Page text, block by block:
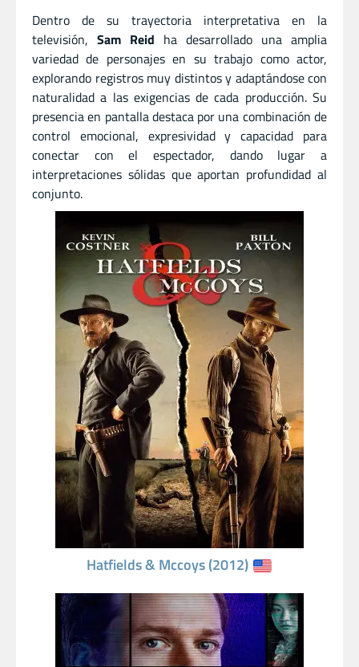
Dentro de su trayectoria interpretativa en la
televisión, Sam Reid ha desarrollado una amplia
variedad de personajes en su trabajo como actor,
explorando registros muy distintos y adaptándose con
naturalidad a las exigencias de cada producción. Su
presencia en pantalla destaca por una combinación de
control emocional, expresividad y capacidad para
conectar con el espectador, dando lugar a
interpretaciones sólidas que aportan profundidad al
conjunto.
Hatfields & Mccoys (2012)